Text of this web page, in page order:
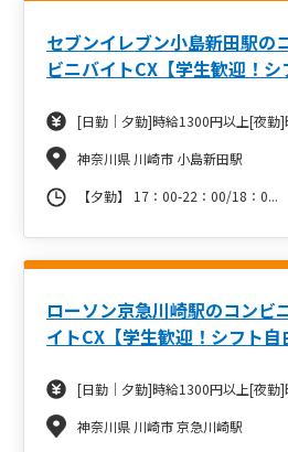
セブンイレブン小島新田駅の
ビニバイトCX【学生歓迎！シ
[日勤｜夕勤]時給1300円以上[夜勤
神奈川県 川崎市 小島新田駅
【夕勤】 17：00-22：00/18：0...
ローソン京急川崎駅のコンビ
イトCX【学生歓迎！シフト自
[日勤｜夕勤]時給1300円以上[夜勤
神奈川県 川崎市 京急川崎駅